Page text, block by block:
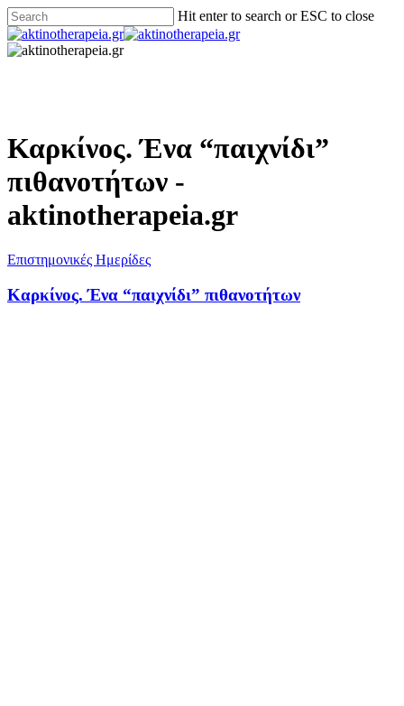
Hit enter to search or ESC to close
Καρκίνος. Ένα “παιχνίδι”
πιθανοτήτων -
aktinotherapeia.gr
Επιστημονικές Ημερίδες
Καρκίνος. Ένα “παιχνίδι” πιθανοτήτων